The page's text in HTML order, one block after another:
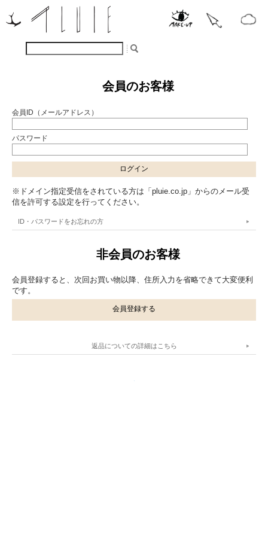
会員のお客様
会員ID（メールアドレス）
パスワード
※ドメイン指定受信をされている方は「pluie.co.jp」からのメール受
信を許可する設定を行ってください。
ID・パスワードをお忘れの方
非会員のお客様
会員登録すると、次回お買い物以降、住所入力を省略できて大変便利
です。
会員登録する
返品についての詳細はこちら